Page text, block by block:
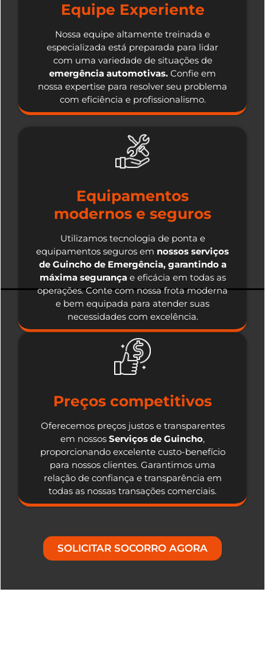
Equipe Experiente
Nossa equipe altamente treinada e
especializada está preparada para lidar
com uma variedade de situações de
emergência automotivas. Confie em
nossa expertise para resolver seu problema
com eficiência e profissionalismo.
Equipamentos
modernos e seguros
Utilizamos tecnologia de ponta e
equipamentos seguros em nossos serviços
de Guincho de Emergência, garantindo a
máxima segurançae eficácia em todas as
operações. Conte com nossa frota moderna
e bem equipada para atender suas
necessidades com excelência.
Preços competitivos
Oferecemos preços justos e transparentes
em nossos Serviços de Guincho,
proporcionando excelente custo-benefício
para nossos clientes. Garantimos uma
relação de confiança e transparência em
todas as nossas transações comerciais.
SOLICITAR SOCORRO AGORA